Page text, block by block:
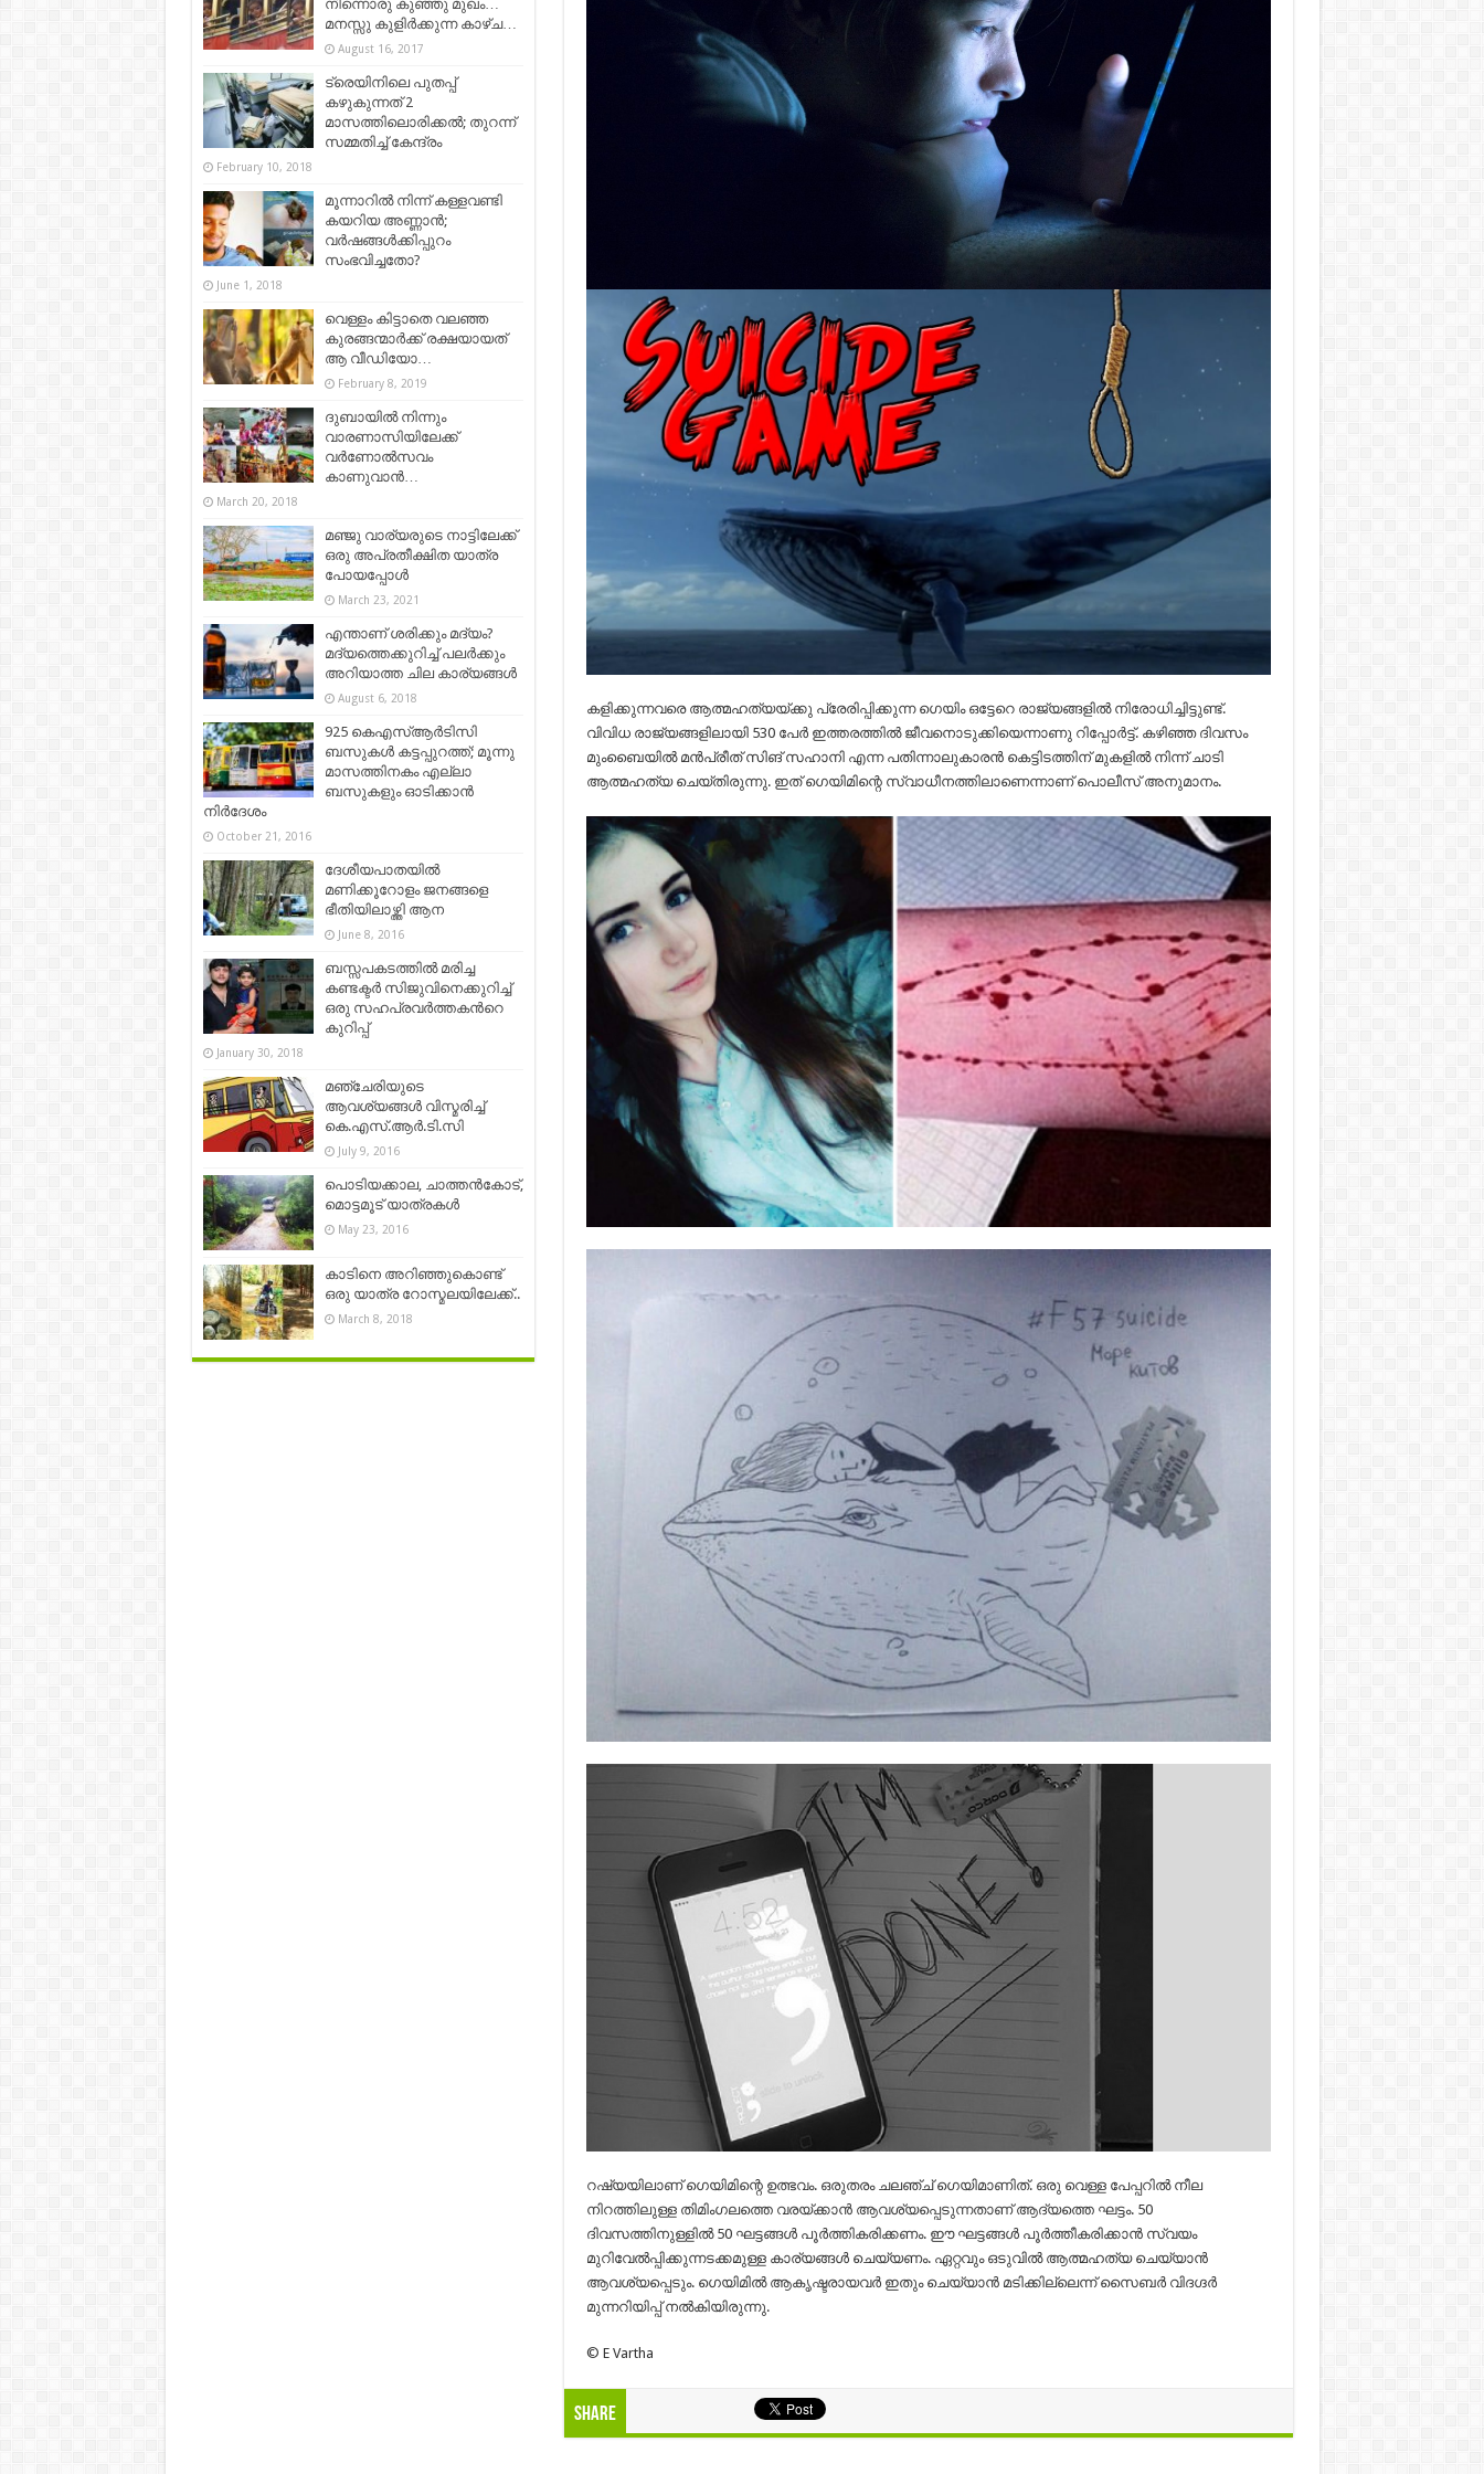
കളിക്കുന്നവരെ ആത്മഹത്യയ്ക്കു പ്രേരിപ്പിക്കുന്ന ഗെയിം ഒട്ടേറെ രാജ്യങ്ങളില്‍ നിരോധിച്ചിട്ടുണ്ട്.
വിവിധ രാജ്യങ്ങളിലായി 530 പേര്‍ ഇത്തരത്തില്‍ ജീവനൊടുക്കിയെന്നാണു റിപ്പോര്‍ട്ട്. കഴിഞ്ഞ ദിവസം
മുംബൈയില്‍ മന്‍പ്രീത് സിങ് സഹാനി എന്ന പതിന്നാലുകാരന്‍ കെട്ടിടത്തിന് മുകളില്‍ നിന്ന് ചാടി
ആത്മഹത്യ ചെയ്തിരുന്നു. ഇത് ഗെയിമിന്റെ സ്വാധീനത്തിലാണെന്നാണ് പൊലീസ് അനുമാനം.
റഷ്യയിലാണ് ഗെയിമിന്റെ ഉത്ഭവം. ഒരുതരം ചലഞ്ച് ഗെയിമാണിത്. ഒരു വെള്ള പേപ്പറില്‍ നീല
നിറത്തിലുള്ള തിമിംഗലത്തെ വരയ്ക്കാന്‍ ആവശ്യപ്പെടുന്നതാണ് ആദ്യത്തെ ഘട്ടം. 50
ദിവസത്തിനുള്ളില്‍ 50 ഘട്ടങ്ങള്‍ പൂര്‍ത്തികരിക്കണം. ഈ ഘട്ടങ്ങള്‍ പൂര്‍ത്തീകരിക്കാന്‍ സ്വയം
മുറിവേല്‍പ്പിക്കുന്നടക്കമുള്ള കാര്യങ്ങള്‍ ചെയ്യണം. ഏറ്റവും ഒടുവില്‍ ആത്മഹത്യ ചെയ്യാന്‍
ആവശ്യപ്പെടും. ഗെയിമില്‍ ആകൃഷ്ടരായവര്‍ ഇതും ചെയ്യാന്‍ മടിക്കില്ലെന്ന് സൈബര്‍ വിദഗ്ദര്‍
മുന്നറിയിപ്പ് നല്‍കിയിരുന്നു.
© E Vartha
Share
നിന്നൊരു കുഞ്ഞു മുഖം…
മനസ്സു കുളിര്‍ക്കുന്ന കാഴ്ച…
August 16, 2017
ട്രെയിനിലെ പുതപ്പ്
കഴുകുന്നത് 2
മാസത്തിലൊരിക്കൽ; തുറന്ന്
സമ്മതിച്ച് കേന്ദ്രം
February 10, 2018
മൂന്നാറിൽ നിന്ന് കള്ളവണ്ടി
കയറിയ അണ്ണാൻ;
വർഷങ്ങൾക്കിപ്പുറം
സംഭവിച്ചതോ?
June 1, 2018
വെള്ളം കിട്ടാതെ വലഞ്ഞ
കുരങ്ങന്മാർക്ക് രക്ഷയായത്
ആ വീഡിയോ…
February 8, 2019
ദുബായില്‍ നിന്നും
വാരണാസിയിലേക്ക്
വര്‍ണോല്‍സവം
കാണുവാന്‍…
March 20, 2018
മഞ്ജു വാര്യരുടെ നാട്ടിലേക്ക്
ഒരു അപ്രതീക്ഷിത യാത്ര
പോയപ്പോൾ
March 23, 2021
എന്താണ് ശരിക്കും മദ്യം?
മദ്യത്തെക്കുറിച്ച് പലർക്കും
അറിയാത്ത ചില കാര്യങ്ങൾ
August 6, 2018
925 കെഎസ്ആർടിസി
ബസുകൾ കട്ടപ്പുറത്ത്; മൂന്നു
മാസത്തിനകം എല്ലാ
ബസുകളും ഓടിക്കാൻ
നിർദേശം
October 21, 2016
ദേശീയപാതയില്‍
മണിക്കൂറോളം ജനങ്ങളെ
ഭീതിയിലാഴ്ത്തി ആന
June 8, 2016
ബസ്സപകടത്തില്‍ മരിച്ച
കണ്ടക്ടർ സിജുവിനെക്കുറിച്ച്
ഒരു സഹപ്രവർത്തകന്‍റെ
കുറിപ്പ്
January 30, 2018
മഞ്ചേരിയുടെ
ആവശ്യങ്ങൾ വിസ്മരിച്ച്
കെ.എസ്.ആർ.ടി.സി
July 9, 2016
പൊടിയക്കാല, ചാത്തൻകോട്,
മൊട്ടമൂട് യാത്രകൾ
May 23, 2016
കാടിനെ അറിഞ്ഞുകൊണ്ട്
ഒരു യാത്ര റോസ്മലയിലേക്ക്..
March 8, 2018